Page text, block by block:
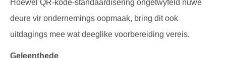
Hoewel QR-kode-standaardisering ongetwyfeld nuwe
deure vir ondernemings oopmaak, bring dit ook
uitdagings mee wat deeglike voorbereiding vereis.
Geleenthede